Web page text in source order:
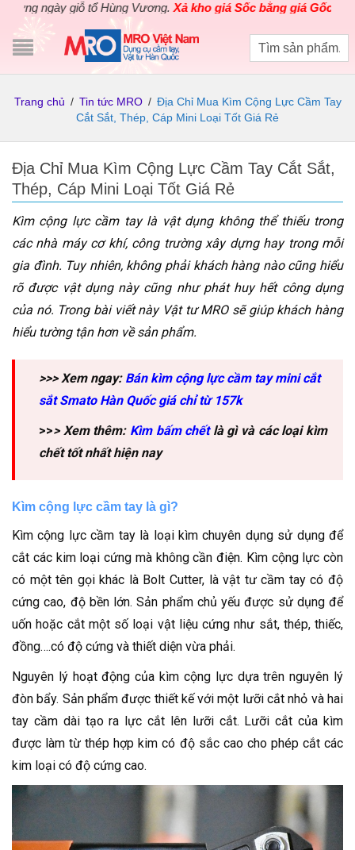
giỗ tổ Hùng Vương.Xả kho giá Sốc bằng giá Gốccho các
Trang chủ / Tin tức MRO / Địa Chỉ Mua Kìm Cộng Lực Cầm Tay
Cắt Sắt, Thép, Cáp Mini Loại Tốt Giá Rẻ
Địa Chỉ Mua Kìm Cộng Lực Cầm Tay Cắt Sắt,
Thép, Cáp Mini Loại Tốt Giá Rẻ
Kìm cộng lực cầm tay là vật dụng không thể thiếu trong
các nhà máy cơ khí, công trường xây dựng hay trong mỗi
gia đình. Tuy nhiên, không phải khách hàng nào cũng hiểu
rõ được vật dụng này cũng như phát huy hết công dụng
của nó. Trong bài viết này Vật tư MRO sẽ giúp khách hàng
hiểu tường tận hơn về sản phẩm.
>>> Xem ngay: Bán kìm cộng lực cầm tay mini cắt
sắt Smato Hàn Quốc giá chỉ từ 157k
>>> Xem thêm: Kìm bấm chếtlà gì và các loại kìm
chết tốt nhất hiện nay
Kìm cộng lực cầm tay là gì?
Kìm cộng lực cầm tay là loại kìm chuyên dụng sử dụng để
cắt các kim loại cứng mà không cần điện. Kìm cộng lực còn
có một tên gọi khác là Bolt Cutter, là vật tư cầm tay có độ
cứng cao, độ bền lớn. Sản phẩm chủ yếu được sử dụng để
uốn hoặc cắt một số loại vật liệu cứng như sắt, thép, thiếc,
đồng….có độ cứng và thiết diện vừa phải.
Nguyên lý hoạt động của kìm cộng lực dựa trên nguyên lý
đòn bẩy. Sản phẩm được thiết kế với một lưỡi cắt nhỏ và hai
tay cầm dài tạo ra lực cắt lên lưỡi cắt. Lưỡi cắt của kìm
được làm từ thép hợp kim có độ sắc cao cho phép cắt các
kim loại có độ cứng cao.